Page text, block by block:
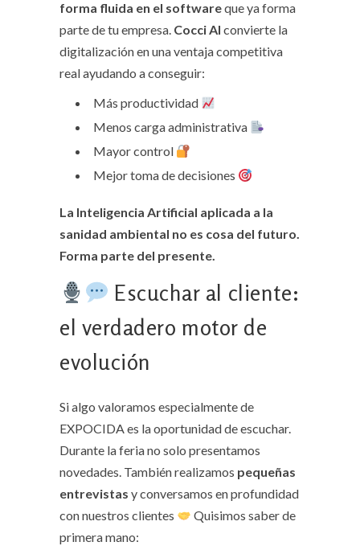
forma fluida en el softwareque ya forma
parte de tu empresa. Cocci AI convierte la
digitalización en una ventaja competitiva
real ayudando a conseguir:
Más productividad
Menos carga administrativa
Mayor control
Mejor toma de decisiones
La Inteligencia Artificial aplicada a la
sanidad ambiental no es cosa del futuro.
Forma parte del presente.
Escuchar al cliente:
el verdadero motor de
evolución
Si algo valoramos especialmente de
EXPOCIDA es la oportunidad de escuchar.
Durante la feria no solo presentamos
novedades. También realizamos pequeñas
entrevistas yconversamos en profundidad
con nuestros clientes
Quisimos saber de
primera mano: